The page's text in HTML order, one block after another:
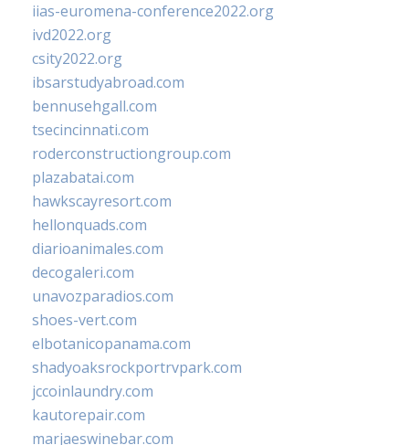
iias-euromena-conference2022.org
ivd2022.org
csity2022.org
ibsarstudyabroad.com
bennusehgall.com
tsecincinnati.com
roderconstructiongroup.com
plazabatai.com
hawkscayresort.com
hellonquads.com
diarioanimales.com
decogaleri.com
unavozparadios.com
shoes-vert.com
elbotanicopanama.com
shadyoaksrockportrvpark.com
jccoinlaundry.com
kautorepair.com
marjaeswinebar.com